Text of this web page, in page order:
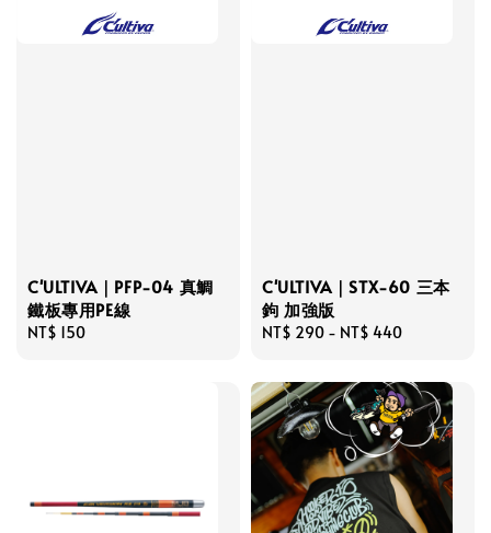
C'ULTIVA｜PFP-04 真鯛
鐵板專用PE線
Regular
NT$ 150
C'ULTIVA｜STX-60 三本
鉤 加強版
Regular
NT$ 290 - NT$ 440